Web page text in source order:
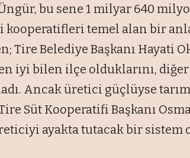
bu sene 1 milyar 640
kooperatifleri temel alan bir
Belediye Başkanı Hayati
iyi bilen ilçe olduklarını,
Ancak üretici güçlüyse
Süt Kooperatifi Başkanı
ayakta tutacak bir sistem